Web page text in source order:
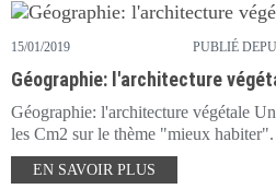
15/01/2019 PUBLIÉ
Géographie: l'architecture
Géographie: l'architecture végétale
les Cm2 sur le thème "mieux
EN SAVOIR PLUS